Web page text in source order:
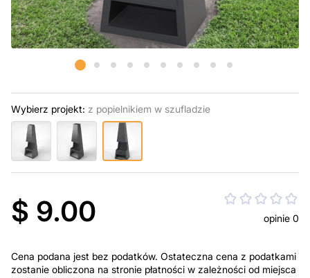
Wybierz projekt: z popielnikiem w szufladzie
$ 9.00 opinie 0
Cena podana jest bez podatków. Ostateczna cena z podatkami
zostanie obliczona na stronie płatności w zależności od miejsca